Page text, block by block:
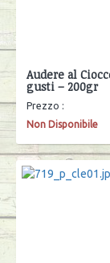
Audere al
gusti – 200gr
Prezzo :
Non Disponibile